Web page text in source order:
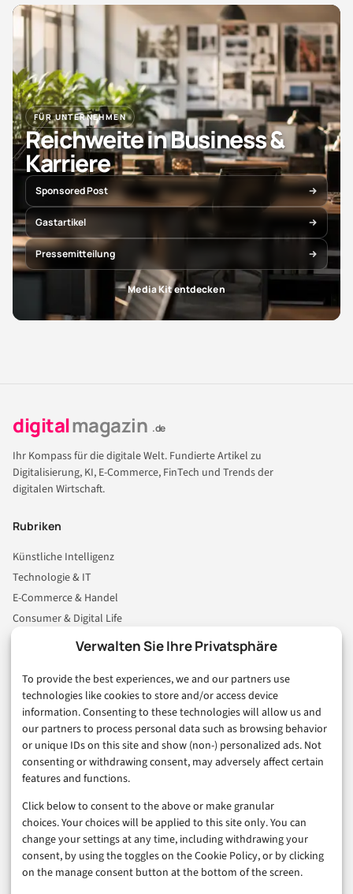
Verwalten Sie Ihre Privatsphäre
To provide the best experiences, we and our partners use
technologies like cookies to store and/or access device
information. Consenting to these technologies will allow us and
our partners to process personal data such as browsing behavior
or unique IDs on this site and show (non-) personalized ads. Not
consenting or withdrawing consent, may adversely affect certain
features and functions.
Click below to consent to the above or make granular
choices. Your choices will be applied to this site only. You can
change your settings at any time, including withdrawing your
consent, by using the toggles on the Cookie Policy, or by clicking
on the manage consent button at the bottom of the screen.
FÜR UNTERNEHMEN
Reichweite in Business &
Karriere
Sponsored Post
Gastartikel
Pressemitteilung
Media Kit entdecken
digitalmagazin .de
Ihr Kompass für die digitale Welt. Fundierte Artikel zu
Digitalisierung, KI, E-Commerce, FinTech und Trends der
digitalen Wirtschaft.
Rubriken
Künstliche Intelligenz
Technologie & IT
E-Commerce & Handel
Consumer & Digital Life
Business & Karriere
Sicherheit & Recht
Digitalisierung
Marketing
Magazin
Unsere Redaktion
Werbeformate & Media Kit
Rechtliches